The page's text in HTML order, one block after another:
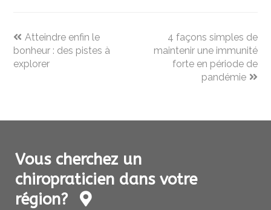
previous
post:
Atteindre enfin le
bonheur : des pistes à
explorer
next
post:
4 façons simples de
maintenir une immunité
forte en période de
pandémie
Vous cherchez un
chiropraticien dans votre
région?